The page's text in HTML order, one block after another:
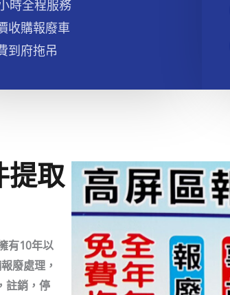
時全程服務
收購報廢車
到府拖吊
提取
有10年以
廢處理，
註銷，停